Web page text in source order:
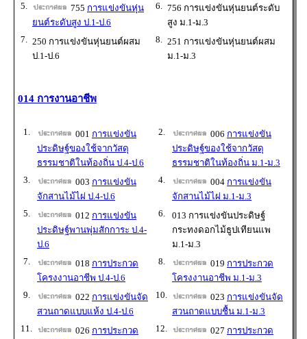
5.
755 การแข่งขันหุ่น
ยนต์ระดับสูง ป.1-ป.6
6. 756 การแข่งขันหุ่นยนต์ระดับ
สูง ม.1-ม.3
7. 250 การแข่งขันหุ่นยนต์ผสม
ป.1-ป.6
8. 251 การแข่งขันหุ่นยนต์ผสม
ม.1-ม.3
014 การงานอาชีพ
1. 001 การแข่งขัน
ประดิษฐ์ของใช้จากวัสดุ
ธรรมชาติในท้องถิ่น ป.4-ป.6
2. 006 การแข่งขัน
ประดิษฐ์ของใช้จากวัสดุ
ธรรมชาติในท้องถิ่น ม.1-ม.3
3.
003 การแข่งขัน
จักสานไม้ไผ่ ป.4-ป.6
4. 004 การแข่งขัน
จักสานไม้ไผ่ ม.1-ม.3
5.
012 การแข่งขัน
ประดิษฐ์พานพุ่มสักการะ ป.4-
ป.6
6.
013 การแข่งขันประดิษฐ์
กระทงดอกไม้ธูปเทียนแพ
ม.1-ม.3
7.
018 การประกวด
โครงงานอาชีพ ป.4-ป.6
8. 019 การประกวด
โครงงานอาชีพ ม.1-ม.3
9.
022 การแข่งขันจัด
สวนถาดแบบแห้ง ป.4-ป.6
10. 023 การแข่งขันจัด
สวนถาดแบบชื้น ม.1-ม.3
11.
026 การประกวด
12. 027 การประกวด